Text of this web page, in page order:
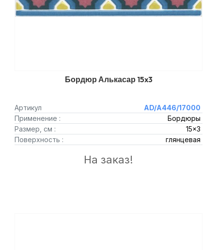
Бордюр Алькасар 15x3
Артикул
AD/A446/17000
Применение :
Бордюры
Размер, см :
15x3
Поверхность :
глянцевая
На заказ!